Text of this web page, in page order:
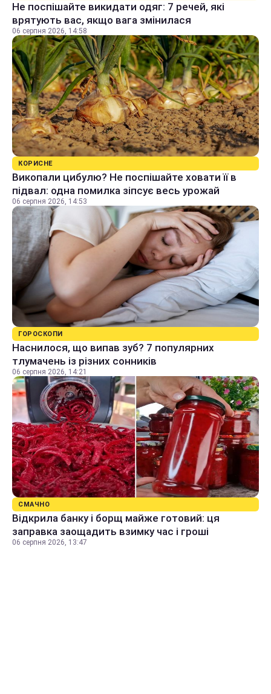
Не поспішайте викидати одяг: 7 речей, які
врятують вас, якщо вага змінилася
06 серпня 2026, 14:58
КОРИСНЕ
Викопали цибулю? Не поспішайте ховати її в
підвал: одна помилка зіпсує весь урожай
06 серпня 2026, 14:53
ГОРОСКОПИ
Наснилося, що випав зуб? 7 популярних
тлумачень із різних сонників
06 серпня 2026, 14:21
СМАЧНО
Відкрила банку і борщ майже готовий: ця
заправка заощадить взимку час і гроші
06 серпня 2026, 13:47